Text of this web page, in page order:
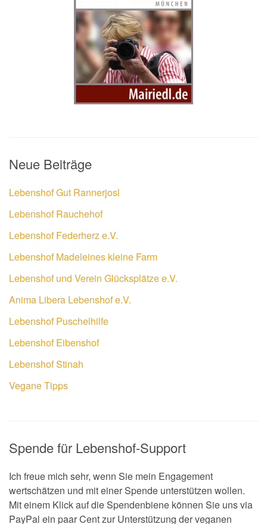
Neue Beiträge
Lebenshof Gut Rannerjosl
Lebenshof Rauchehof
Lebenshof Federherz e.V.
Lebenshof Madeleines kleine Farm
Lebenshof und Verein Glücksplätze e.V.
Anima Libera Lebenshof e.V.
Lebenshof Puschelhilfe
Lebenshof Eibenshof
Lebenshof Stinah
Vegane Tipps
Spende für Lebenshof-Support
Ich freue mich sehr, wenn Sie mein Engagement
wertschätzen und mit einer Spende unterstützen wollen.
Mit einem Klick auf die Spendenbiene können Sie uns via
PayPal ein paar Cent zur Unterstützung der veganen